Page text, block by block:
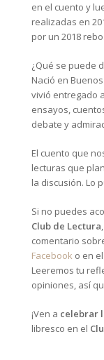
en el cuento y
realizadas en
por un 2018
¿Qué se puede
Nació en
vivió entregado
ensayos,
debate y
El cuento que
lecturas que
la discusión. Lo
Si no puedes
Club de Lectura
comentario
Facebook o en
Leeremos tu
opiniones, así
¡Ven a celebrar
libresco en el